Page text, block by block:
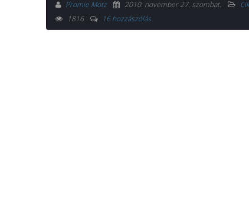
Promie Motz 2010. november 27. szombat.
1816
16 hozzászólás